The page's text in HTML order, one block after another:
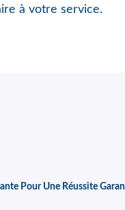
à votre service.
Pour Une Réussite